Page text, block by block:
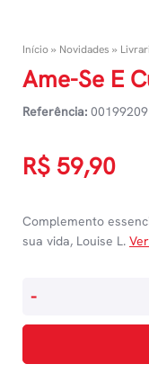
Início» Novidades »
Ame-Se E
Referência: 00199209
R$ 59,90
Complemento
sua vida, Louise L.
E
Cure
-